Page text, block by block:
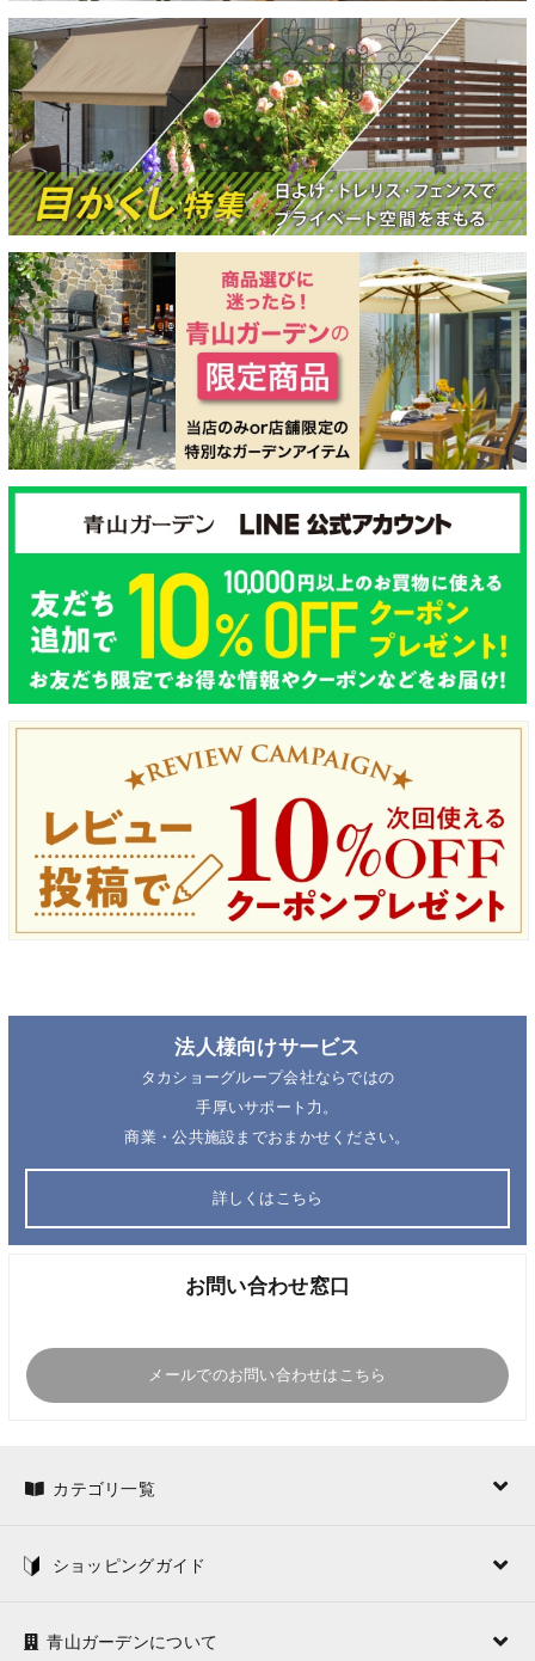
法人様向けサービス
タカショーグループ会社ならではの
手厚いサポート力。
商業・公共施設までおまかせください。
詳しくはこちら
お問い合わせ窓口
メールでのお問い合わせはこちら
カテゴリ一覧
ショッピングガイド
青山ガーデンについて